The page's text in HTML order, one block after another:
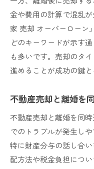
金や費用の計算で混乱
家 売却 オーバーローン
どのキーワードが示す
も多いです。売却のタ
進めることが成功の鍵と
不動産売却と離婚を
不動産売却と離婚を同
でのトラブルが発生し
特に財産分与の話し合
配方法や税金負担につ